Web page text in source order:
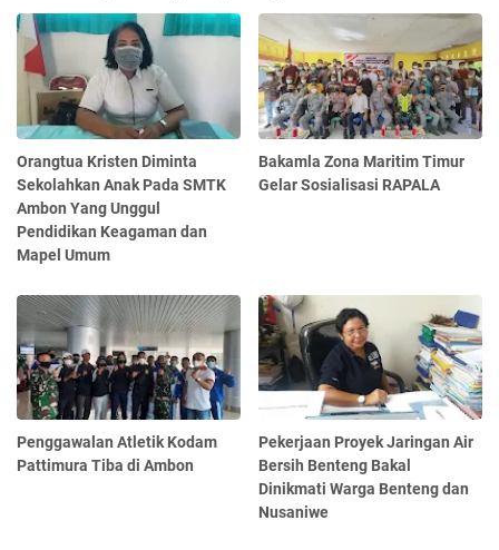
Orangtua Kristen Diminta
Sekolahkan Anak Pada SMTK
Ambon Yang Unggul
Pendidikan Keagaman dan
Mapel Umum
Bakamla Zona Maritim Timur
Gelar Sosialisasi RAPALA
Penggawalan Atletik Kodam
Pattimura Tiba di Ambon
Pekerjaan Proyek Jaringan Air
Bersih Benteng Bakal
Dinikmati Warga Benteng dan
Nusaniwe